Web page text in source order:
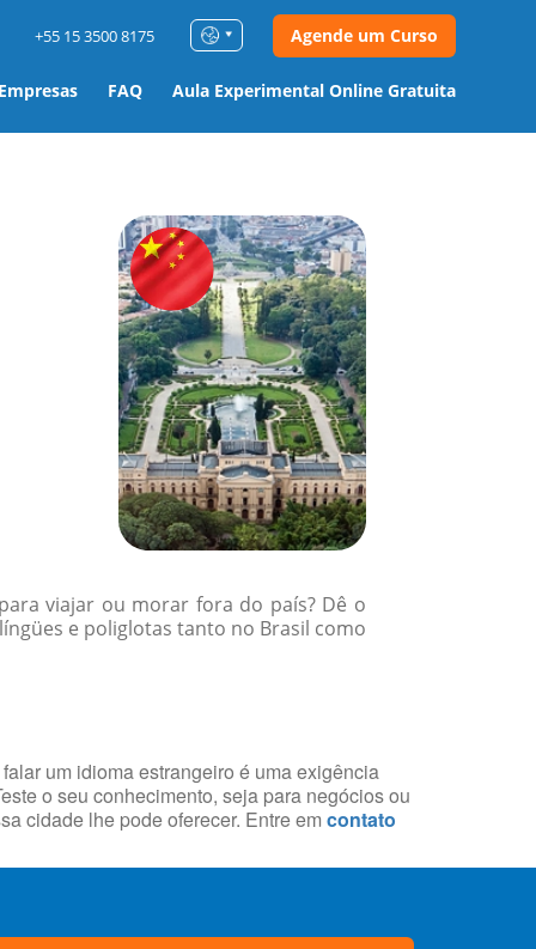
FAQ Aula Experimental Online Gratuita
+55 15 3500 8175 Agende um Curso
viajar ou morar fora do país? Dê o
e poliglotas tanto no Brasil como
um idioma estrangeiro é uma exigência
o seu conhecimento, seja para negócios ou
cidade lhe pode oferecer. Entre em contato